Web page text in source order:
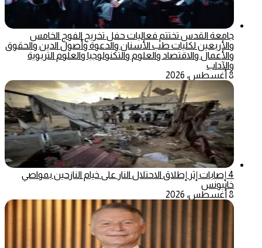
جامعة القدس تختتم فعاليات حفل تخريج الفوج الخامس
والأربعين لكليات طب الأسنان والدعوة وأصول الدين والحقوق
والأعمال والاقتصاد والعلوم والتكنولوجيا والعلوم التربوية
والآداب
8 أغسطس، 2026
4 إصابات إثر إطلاق الاحتلال النار على خيام النازحين بمواصي
خانيونس
8 أغسطس، 2026